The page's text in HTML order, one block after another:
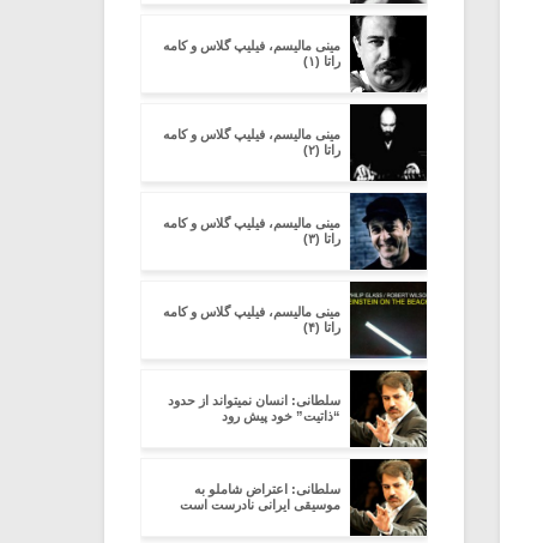
مینی مالیسم، فیلیپ گلاس و کامه
راتا (۱)
مینی مالیسم، فیلیپ گلاس و کامه
راتا (۲)
مینی مالیسم، فیلیپ گلاس و کامه
راتا (۳)
مینی مالیسم، فیلیپ گلاس و کامه
راتا (۴)
سلطانی: انسان نمیتواند از حدود
“ذاتیت” خود پیش رود
سلطانی: اعتراض شاملو به
موسیقی ایرانی نادرست است